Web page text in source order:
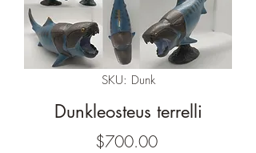
SKU: Dunk
Dunkleosteus terrelli
$700.00Precio